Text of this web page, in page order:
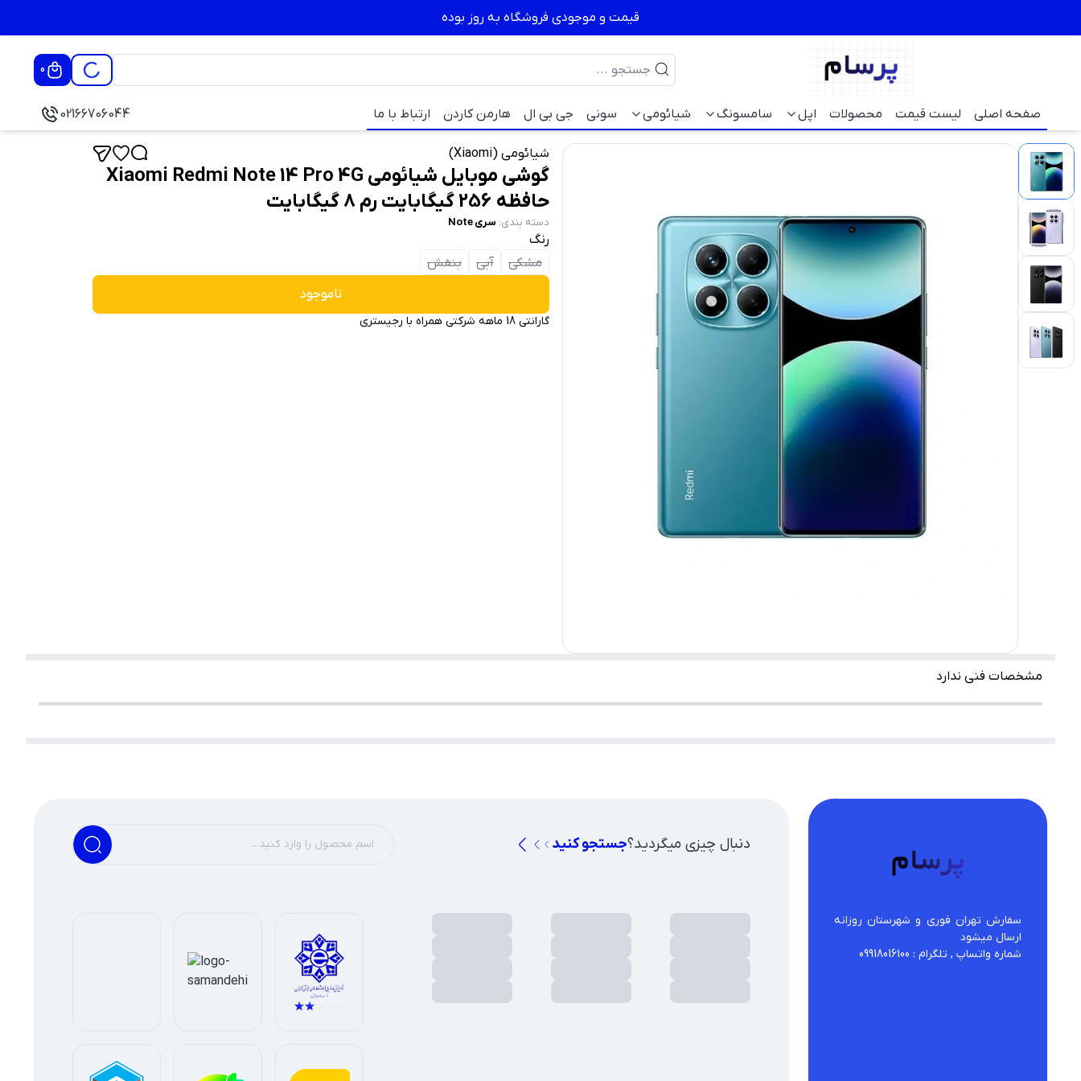
قیمت و موجودی فروشگاه به روز بوده
0
صفحه اصلی لیست قیمت محصولات اپل سامسونگ شیائومی سونی جی بی ال هارمن کاردن ارتباط با ما 02166706044
شیائومی (Xiaomi)
گوشی موبایل شیائومی Xiaomi Redmi Note 14 Pro 4G
حافظه 256 گیگابایت رم 8 گیگابایت
دسته بندی: سری Note
رنگ
مشکی
آبی
بنفش
ناموجود
گارانتی 18 ماهه شرکتی همراه با رجیستری
مشخصات فنی ندارد
شماره واتساپ , تلگرام : 09918016100
دنبال چیزی میگردید؟جستجو کنید